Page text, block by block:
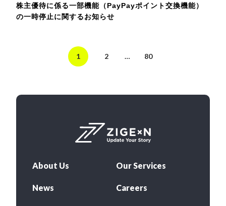
株主優待に係る一部機能（PayPayポイント交換機能）
の一時停止に関するお知らせ
1 2 … 80
About Us Our Services
News Careers